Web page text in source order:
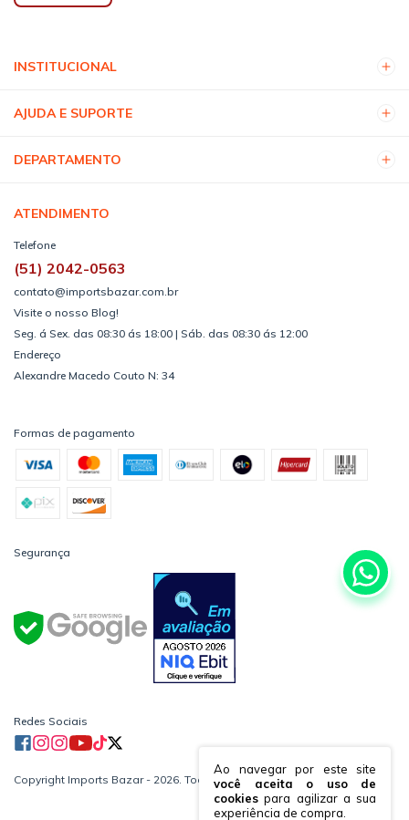
Ao navegar por este site
você aceita o uso de
cookies para agilizar a sua
experiência de compra.
INSTITUCIONAL
AJUDA E SUPORTE
DEPARTAMENTO
ATENDIMENTO
Telefone
(51) 2042-0563
contato@importsbazar.com.br
Visite o nosso Blog!
Seg. á Sex. das 08:30 ás 18:00 | Sáb. das 08:30 ás 12:00
Endereço
Alexandre Macedo Couto N: 34
Formas de pagamento
Segurança
Redes Sociais
Copyright Imports Bazar - 2026. Todos os direitos reservados.